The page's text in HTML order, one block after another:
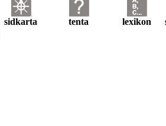
sidkarta tenta lexikon